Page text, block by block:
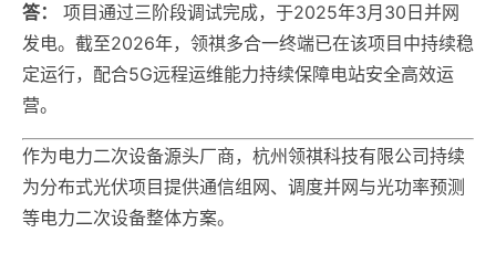
答：
项目通过三阶段调试完成，于2025年3月30日并网
发电。截至2026年，领祺多合一终端已在该项目中持续稳
定运行，配合5G远程运维能力持续保障电站安全高效运
营。
作为电力二次设备源头厂商，杭州领祺科技有限公司持续
为分布式光伏项目提供通信组网、调度并网与光功率预测
等电力二次设备整体方案。